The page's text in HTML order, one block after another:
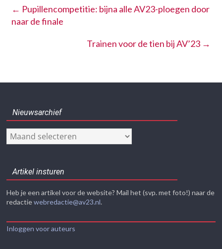
← Pupillencompetitie: bijna alle AV23-ploegen door
naar de finale
Trainen voor de tien bij AV’23 →
Nieuwsarchief
Nieuwsarchief
Artikel insturen
Heb je een artikel voor de website? Mail het (svp. met foto!) naar de
redactiewebredactie@av23.nl.
Inloggen voor auteurs